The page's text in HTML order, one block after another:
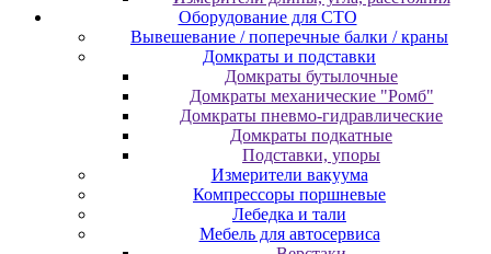
Оборудование для CТО
Вывешевание / поперечные балки / краны
Домкраты и подставки
Домкраты бутылочные
Домкраты механические "Ромб"
Домкраты пневмо-гидравлические
Домкраты подкатные
Подставки, упоры
Измерители вакуума
Компрессоры поршневые
Лебедка и тали
Мебель для автосервиса